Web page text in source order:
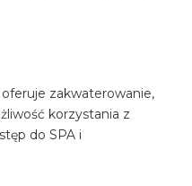
zakwaterowanie,
korzystania z
do SPA i